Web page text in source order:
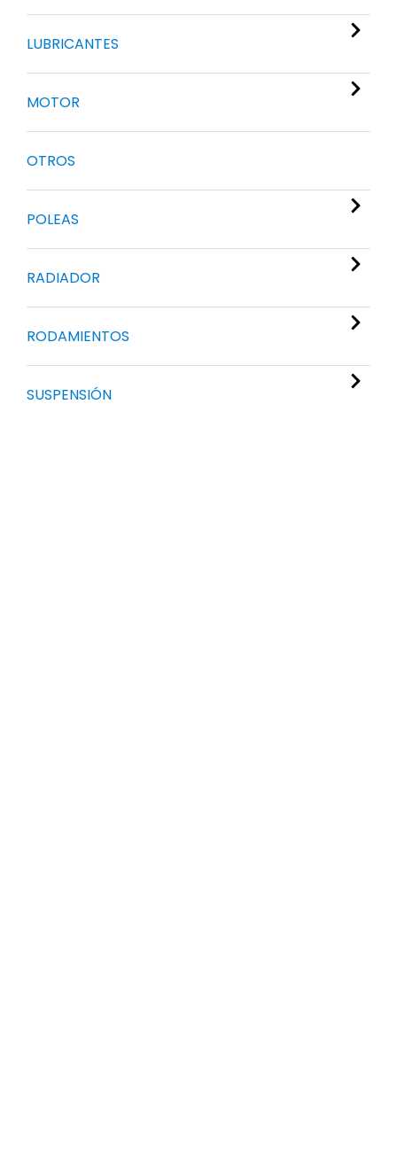
LUBRICANTES
MOTOR
OTROS
POLEAS
RADIADOR
RODAMIENTOS
SUSPENSIÓN